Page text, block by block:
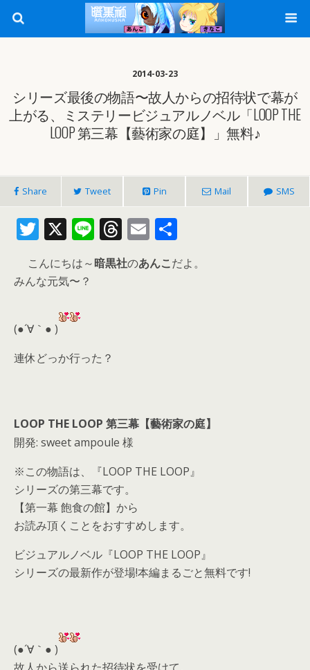
2014-03-23
シリーズ最後の物語〜故人からの招待状で幕が
上がる、ミステリービジュアルノベル「LOOP THE
LOOP 第三幕【藝術家の庭】」無料♪
Share Tweet Pin Mail SMS
T
w
itt
er
X Li
n
e
T
h
re
E
m
ai
有
こんにちは～暗黒社のあんこだよ。
みんな元気〜？
(●´∀｀● )
連休どっか行った？
LOOP THE LOOP 第三幕【藝術家の庭】
開発: sweet ampoule 様
※この物語は、『LOOP THE LOOP』
シリーズの第三幕です。
【第一幕 飽食の館】から
お読み頂くことをおすすめします。
ビジュアルノベル『LOOP THE LOOP』
シリーズの最新作が登場!本編まるごと無料です!
(●´∀｀● )